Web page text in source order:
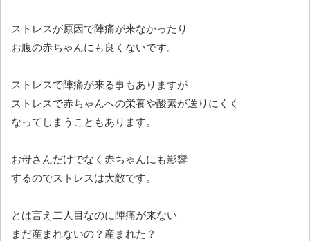
ストレスが原因で陣痛が来なかったり
お腹の赤ちゃんにも良くないです。
ストレスで陣痛が来る事もありますが
ストレスで赤ちゃんへの栄養や酸素が送りにくく
なってしまうこともあります。
お母さんだけでなく赤ちゃんにも影響
するのでストレスは大敵です。
とは言え二人目なのに陣痛が来ない
まだ産まれないの？産まれた？